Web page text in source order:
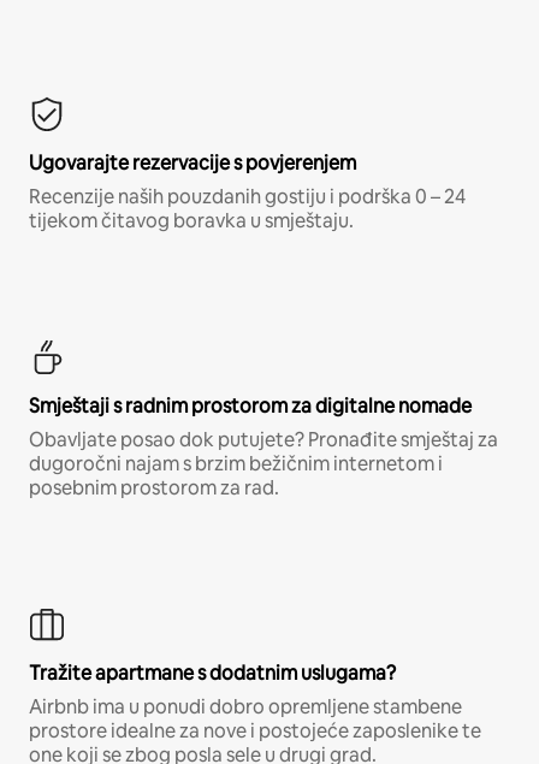
Ugovarajte rezervacije s povjerenjem
Recenzije naših pouzdanih gostiju i podrška 0 – 24
tijekom čitavog boravka u smještaju.
Smještaji s radnim prostorom za digitalne nomade
Obavljate posao dok putujete? Pronađite smještaj za
dugoročni najam s brzim bežičnim internetom i
posebnim prostorom za rad.
Tražite apartmane s dodatnim uslugama?
Airbnb ima u ponudi dobro opremljene stambene
prostore idealne za nove i postojeće zaposlenike te
one koji se zbog posla sele u drugi grad.